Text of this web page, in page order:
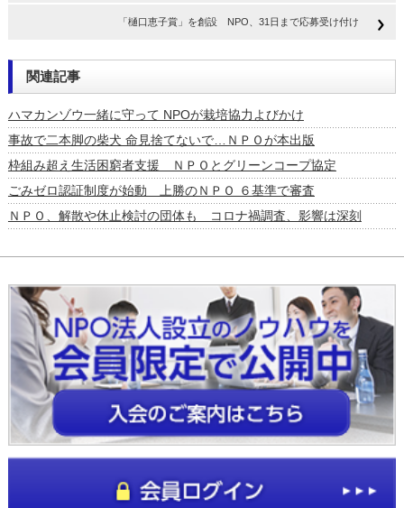
「樋口恵子賞」を創設 NPO、31日まで応募受け付け
関連記事
ハマカンゾウ一緒に守って NPOが栽培協力よびかけ
事故で二本脚の柴犬 命見捨てないで…ＮＰＯが本出版
枠組み超え生活困窮者支援 ＮＰＯとグリーンコープ協定
ごみゼロ認証制度が始動 上勝のＮＰＯ ６基準で審査
ＮＰＯ、解散や休止検討の団体も コロナ禍調査、影響は深刻